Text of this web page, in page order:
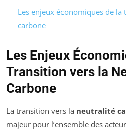
Les enjeux économiques de
carbone
Les Enjeux
Transition vers la
Carbone
La transition vers la neutralité
majeur pour l’ensemble des